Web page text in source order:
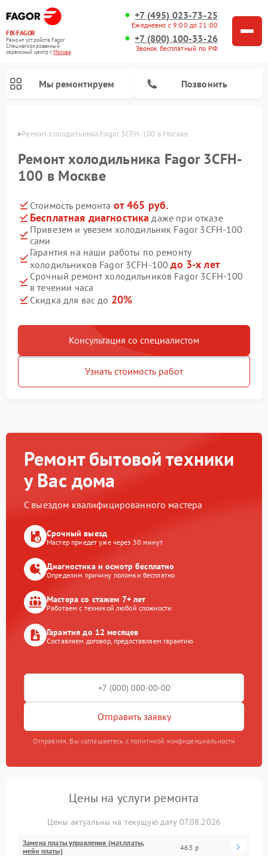
FIX-FAGOR
Ремонт устройств Fagor
Специализированный
cервисный центр г.Москва
+7 (495) 023-73-25
Ежедневно с 9:00 до 21:00
+7 (800) 100-33-26
Звонок бесплатный по РФ
Мы ремонтируем Позвонить
Ремонт холодильника Fagor 3CFH-100 в Москве
Ремонт холодильника Fagor 3CFH-
100 в Москве
Стоимость ремонта от 465 руб.
Бесплатная диагностика даже при отказе
Привезем и увезем холодильник Fagor 3CFH-100
сами
Гарантия на наши работы по ремонту
холодильников Fagor 3CFH-100до 3-х лет
Срочный ремонт холодильников Fagor 3CFH-100
в течении часа
Скидка для вас до 20%
Консультация со специалистом
Узнать стоимость работ
Ремонт бытовой техники
у Вас дома
С выездом квалифицированного мастера
Срочный выезд
Мастер приедет уже через 30 минут
Диагностика и осмотр бесплатно
Определим причину поломки бесплатно
Мастера со стажем 7+ лет
Работаем с техникой любой сложности
Гарантия до 12 месяцев
Составляем договор, предоставляем гарантию
Отправить заявку
Отправляя, Вы соглашаетесь с политикой конфиденциальности
Цены на услуги ремонта
Цены актуальны на текущую дату 07.08.2026
Замена платы управления (мат.платы,
мейн платы)
465 р